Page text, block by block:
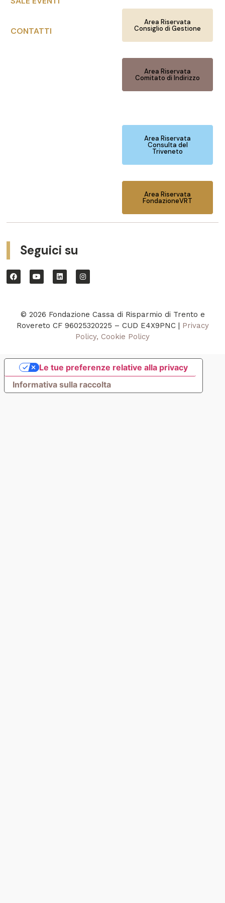
CONTATTI
Area Riservata
Consiglio di Gestione
Area Riservata
Comitato di Indirizzo
Area Riservata
Consulta del
Triveneto
Area Riservata
FondazioneVRT
Seguici su
© 2026 Fondazione Cassa di Risparmio di Trento e
Rovereto CF 96025320225 – CUD E4X9PNC | Privacy
Policy, Cookie Policy
Informativa sulla raccolta
Le tue preferenze relative alla privacy